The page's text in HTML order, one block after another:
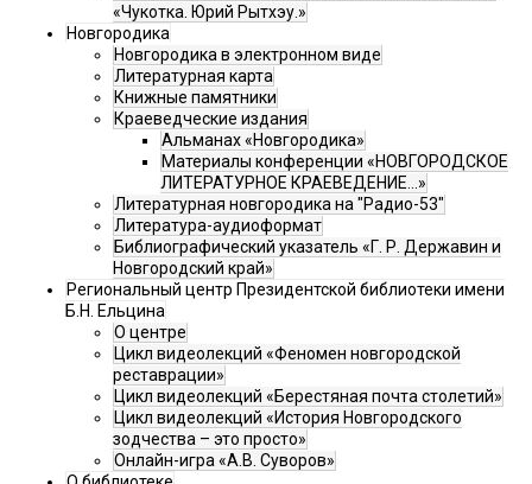
«Чукотка. Юрий Рытхэу.»
Новгородика
Новгородика в электронном виде
Литературная карта
Книжные памятники
Краеведческие издания
Альманах «Новгородика»
Материалы конференции «НОВГОРОДСКОЕ
ЛИТЕРАТУРНОЕ КРАЕВЕДЕНИЕ...»
Литературная новгородика на "Радио-53"
Литература-аудиоформат
Библиографический указатель «Г. Р. Державин и
Новгородский край»
Региональный центр Президентской библиотеки имени
Б.Н. Ельцина
О центре
Цикл видеолекций «Феномен новгородской
реставрации»
Цикл видеолекций «Берестяная почта столетий»
Цикл видеолекций «История Новгородского
зодчества – это просто»
Онлайн-игра «А.В. Суворов»